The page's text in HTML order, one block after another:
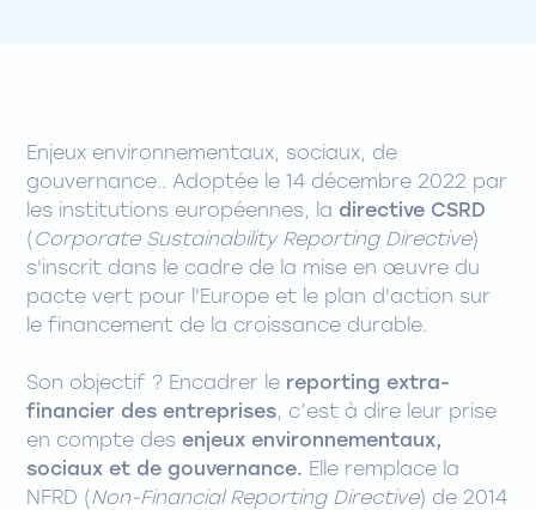
Enjeux environnementaux, sociaux, de
gouvernance.. Adoptée le 14 décembre 2022 par
les institutions européennes, la directive CSRD
( Corporate Sustainability Reporting Directive)
s'inscrit dans le cadre de la mise en œuvre du
pacte vert pour l'Europe et le plan d'action sur
le financement de la croissance durable.
Son objectif ? Encadrer le reporting extra-
financier des entreprises, c’est à dire leur prise
en compte desenjeux environnementaux,
sociaux et de gouvernance. Elle remplace la
NFRD (Non-Financial Reporting Directive) de 2014